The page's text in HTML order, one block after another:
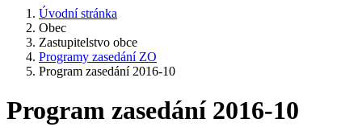
Úvodní stránka
Obec
Zastupitelstvo obce
Programy zasedání ZO
Program zasedání 2016-10
Program zasedání 2016-10